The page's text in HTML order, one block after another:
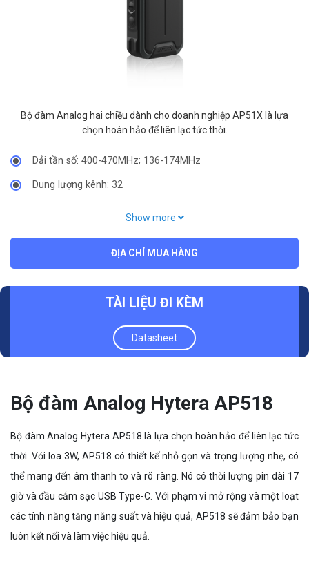
Bộ đàm Analog hai chiều dành cho doanh nghiệp AP51X là lựa
chọn hoàn hảo để liên lạc tức thời.
Dải tần số: 400-470MHz; 136-174MHz
Dung lượng kênh: 32
Show more
ĐỊA CHỈ MUA HÀNG
TÀI LIỆU ĐI KÈM
Datasheet
Bộ đàm Analog Hytera AP518
Bộ đàm Analog Hytera AP518 là lựa chọn hoàn hảo để liên lạc tức
thời. Với loa 3W, AP518 có thiết kế nhỏ gọn và trọng lượng nhẹ, có
thể mang đến âm thanh to và rõ ràng. Nó có thời lượng pin dài 17
giờ và đầu cắm sạc USB Type-C. Với phạm vi mở rộng và một loạt
các tính năng tăng năng suất và hiệu quả, AP518 sẽ đảm bảo bạn
luôn kết nối và làm việc hiệu quả.